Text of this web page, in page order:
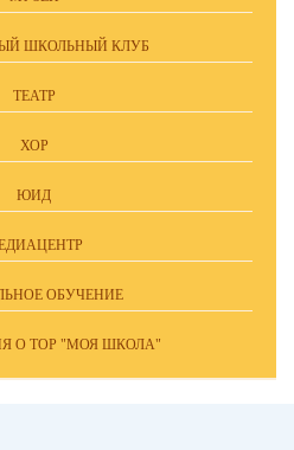
ШКОЛЬНЫЙ КЛУБ
ТЕАТР
ХОР
ЮИД
ОБУЧЕНИЕ
О ТОР "МОЯ ШКОЛА"